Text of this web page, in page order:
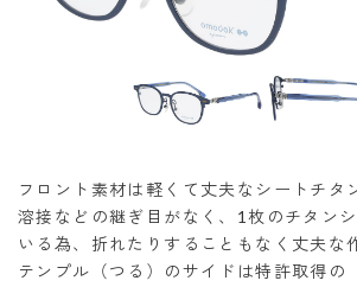
フロント素材は軽くて丈夫なシートチタ
溶接などの継ぎ目がなく、1枚のチタン
いる為、折れたりすることもなく丈夫な
テンプル（つる）のサイドは特許取得の